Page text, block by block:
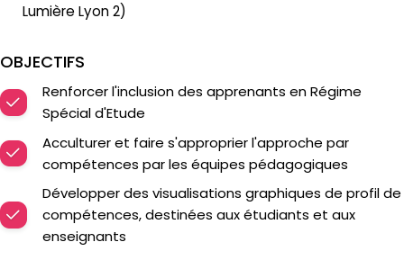
Lumière Lyon 2)
OBJECTIFS
Renforcer l'inclusion des apprenants en Régime
Spécial d'Etude
Acculturer et faire s'approprier l'approche par
compétences par les équipes pédagogiques
Développer des visualisations graphiques de profil de
compétences, destinées aux étudiants et aux
enseignants